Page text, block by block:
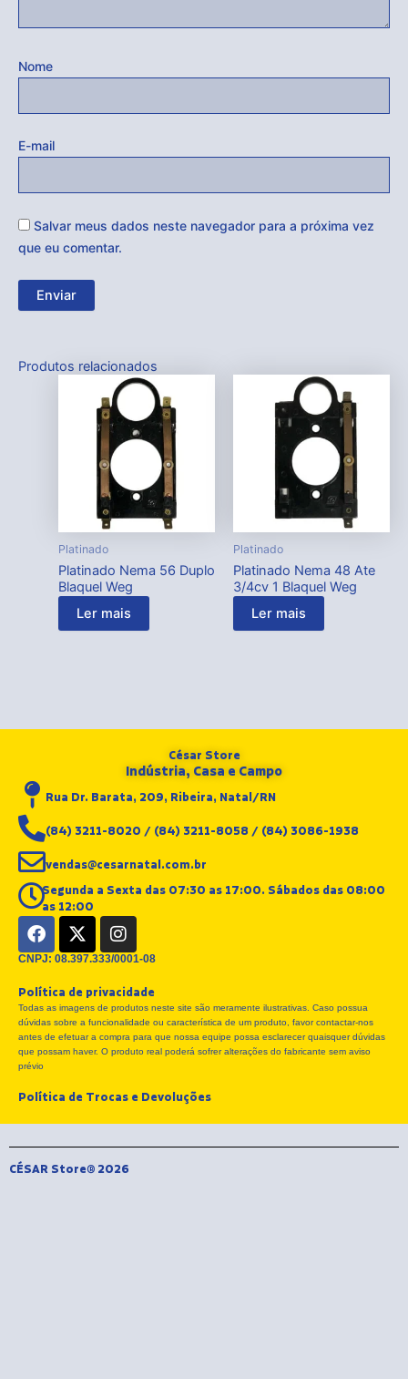
Nome
E-mail
Salvar meus dados neste navegador para a próxima vez
que eu comentar.
Produtos relacionados
Platinado
Platinado Nema 56 Duplo
Blaquel Weg
Ler mais
Platinado
Platinado Nema 48 Ate
3/4cv 1 Blaquel Weg
Ler mais
César Store
Indústria, Casa e Campo
Rua Dr. Barata, 209, Ribeira, Natal/RN
(84) 3211-8020 / (84) 3211-8058 / (84) 3086-1938
vendas@cesarnatal.com.br
Segunda a Sexta das 07:30 as 17:00. Sábados das 08:00
as 12:00
F
a
c
b
o
o
k
X
-
t
i
t
t
e
I
n
s
a
g
r
a
CNPJ: 08.397.333/0001-08
Política de privacidade
Todas as imagens de produtos neste site são meramente ilustrativas. Caso possua
dúvidas sobre a funcionalidade ou característica de um produto, favor contactar-nos
antes de efetuar a compra para que nossa equipe possa esclarecer quaisquer dúvidas
que possam haver. O produto real poderá sofrer alterações do fabricante sem aviso
prévio
Política de Trocas e Devoluções
CÉSAR Store® 2026